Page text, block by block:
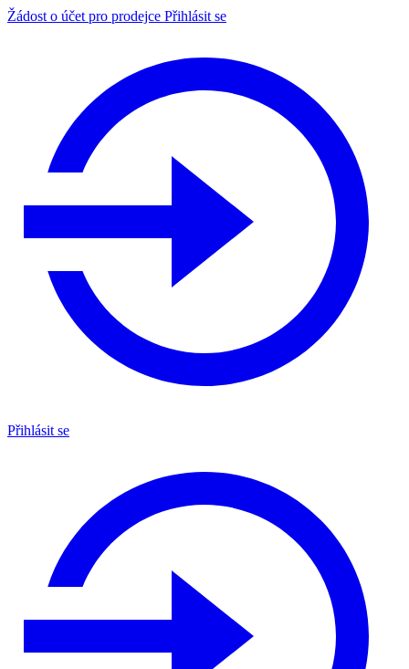
Žádost o účet pro prodejce Přihlásit se
Přihlásit se